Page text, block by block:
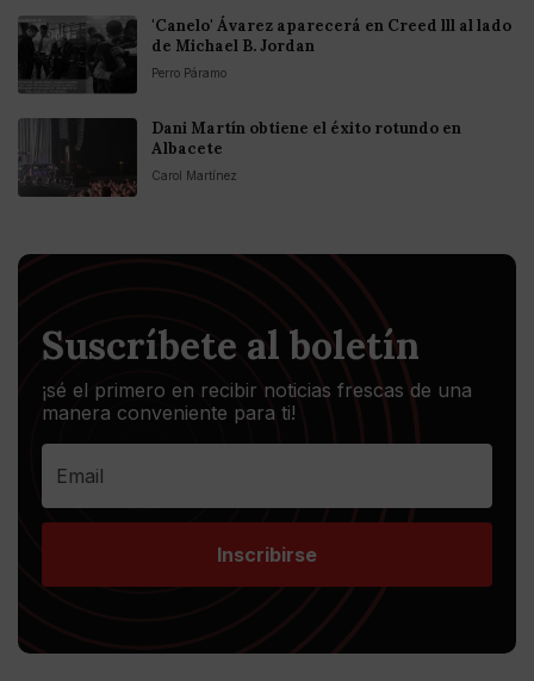
'Canelo' Ávarez aparecerá en Creed lll al lado
de Michael B. Jordan
Perro Páramo
Dani Martín obtiene el éxito rotundo en
Albacete
Carol Martínez
Suscríbete al boletín
¡sé el primero en recibir noticias frescas de una
manera conveniente para ti!
Inscribirse